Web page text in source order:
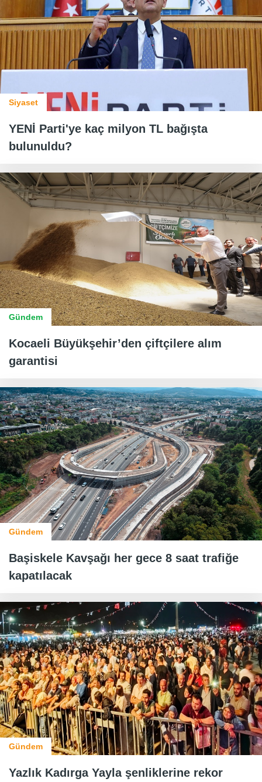
Siyaset
YENİ Parti'ye kaç milyon TL bağışta
bulunuldu?
Gündem
Kocaeli Büyükşehir’den çiftçilere alım
garantisi
Gündem
Başiskele Kavşağı her gece 8 saat trafiğe
kapatılacak
Gündem
Yazlık Kadırga Yayla şenliklerine rekor